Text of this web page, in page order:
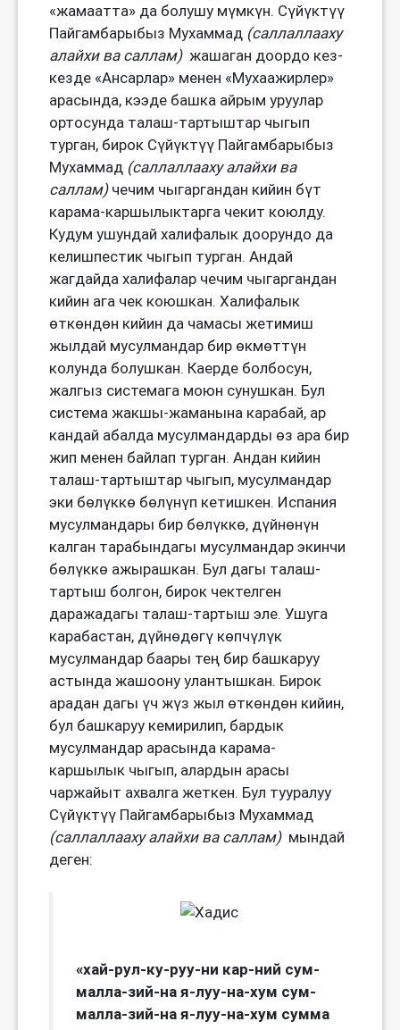
«жамаатта» да болушу мүмкүн. Сүйүктүү
Пайгамбарыбыз Мухаммад (саллаллааху
алайхи ва саллам)жашаган доордо кез-
кезде «Ансарлар» менен «Мухаажирлер»
арасында, кээде башка айрым уруулар
ортосунда талаш-тартыштар чыгып
турган, бирок Сүйүктүү Пайгамбарыбыз
Мухаммад (саллаллааху алайхи ва
саллам)чечим чыгаргандан кийин бүт
карама-каршылыктарга чекит коюлду.
Кудум ушундай халифалык доорундо да
келишпестик чыгып турган. Андай
жагдайда халифалар чечим чыгаргандан
кийин ага чек коюшкан. Халифалык
өткөндөн кийин да чамасы жетимиш
жылдай мусулмандар бир өкмөттүн
колунда болушкан. Каерде болбосун,
жалгыз системага моюн сунушкан. Бул
система жакшы-жаманына карабай, ар
кандай абалда мусулмандарды өз ара бир
жип менен байлап турган. Андан кийин
талаш-тартыштар чыгып, мусулмандар
эки бөлүккө бөлүнүп кетишкен. Испания
мусулмандары бир бөлүккө, дүйнөнүн
калган тарабындагы мусулмандар экинчи
бөлүккө ажырашкан. Бул дагы талаш-
тартыш болгон, бирок чектелген
даражадагы талаш-тартыш эле. Ушуга
карабастан, дүйнөдөгү көпчүлүк
мусулмандар баары тең бир башкаруу
астында жашоону улантышкан. Бирок
арадан дагы үч жүз жыл өткөндөн кийин,
бул башкаруу кемирилип, бардык
мусулмандар арасында карама-
каршылык чыгып, алардын арасы
чаржайыт ахвалга жеткен. Бул тууралуу
Сүйүктүү Пайгамбарыбыз Мухаммад
(саллаллааху алайхи ва саллам)мындай
деген:
«хай-рул-ку-руу-ни кар-ний сум-
малла-зий-на я-луу-на-хум сум-
малла-зий-на я-луу-на-хум сумма